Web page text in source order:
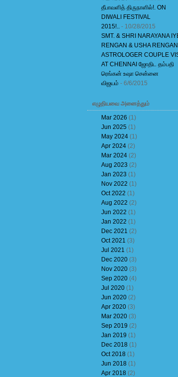
தீபாவளித் திருநாளில்!. ON
DIWALI FESTIVAL
2015!..- 10/28/2015
SMT. & SHRI NARAYANA
RENGAN & USHA RENGAN
ASTROLOGER COUPLE
AT CHENNAI ஜோதிட தம்பதி
ரெங்கன் உஷா சென்னை
விஜயம் - 6/6/2015
எழுதியவை அனைத்தும்
Mar 2026 (1)
Jun 2025(1)
May 2024(1)
Apr 2024(2)
Mar 2024(2)
Aug 2023 (2)
Jan 2023 (1)
Nov 2022 (1)
Oct 2022 (1)
Aug 2022 (2)
Jun 2022 (1)
Jan 2022 (1)
Dec 2021 (2)
Oct 2021 (3)
Jul 2021 (1)
Dec 2020(3)
Nov 2020(3)
Sep 2020(4)
Jul 2020(1)
Jun 2020(2)
Apr 2020(3)
Mar 2020(3)
Sep 2019 (2)
Jan 2019 (1)
Dec 2018(1)
Oct 2018(1)
Jun 2018(1)
Apr 2018(2)